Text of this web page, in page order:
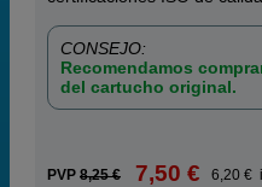
CONSEJO:
Recomendamos
del cartucho original.
PVP 8,25 € 7,50 € 6,20 €